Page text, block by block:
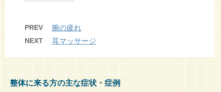
PREV 腕の疲れ
NEXT 耳マッサージ
整体に来る方の主な症状・症例